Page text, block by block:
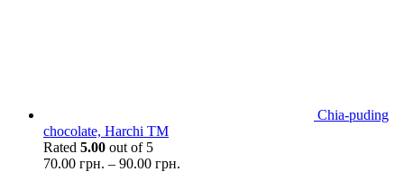
Chia-puding
chocolate, Harchi TM
Rated 5.00 out of 5
70.00 грн. – 90.00 грн.